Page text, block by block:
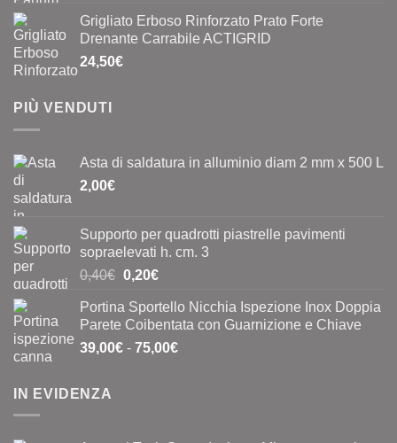
Grigliato Erboso Rinforzato Prato Forte
Drenante Carrabile ACTIGRID
24,50€
PIÙ VENDUTI
Asta di saldatura in alluminio diam 2 mm x 500 L
2,00€
Supporto per quadrotti piastrelle pavimenti
sopraelevati h. cm. 3
0,40€ Il
originale
era:
0,40€.
0,20€Il
attuale
è:
0,20€.
Portina Sportello Nicchia Ispezione Inox Doppia
Parete Coibentata con Guarnizione e Chiave
39,00€ - 75,00€Fascia
IN EVIDENZA